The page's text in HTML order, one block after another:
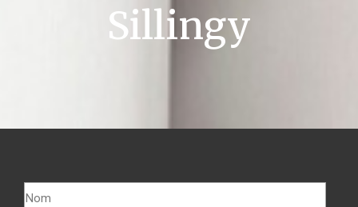
Sillingy